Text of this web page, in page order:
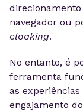
direcionamento
navegador ou
cloaking.
No entanto, é
ferramenta
as
engajamento